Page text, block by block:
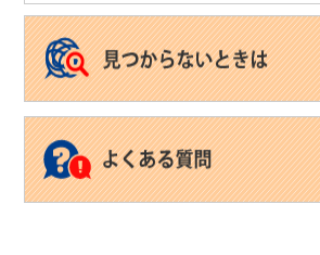
も
見
て
い
ま
す